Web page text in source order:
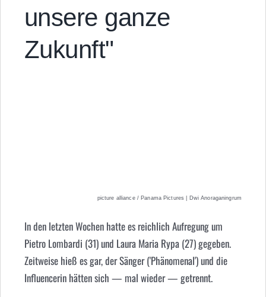
unsere ganze
Zukunft"
picture alliance / Panama Pictures | Dwi Anoraganingrum
In den letzten Wochen hatte es reichlich Aufregung um
Pietro Lombardi (31) und Laura Maria Rypa (27) gegeben.
Zeitweise hieß es gar, der Sänger ('Phänomenal') und die
Influencerin hätten sich — mal wieder — getrennt.